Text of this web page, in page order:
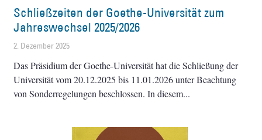
Schließzeiten der Goethe-Universität zum
Jahreswechsel 2025/2026
2. Dezember 2025
Das Präsidium der Goethe-Universität hat die Schließung der
Universität vom 20.12.2025 bis 11.01.2026 unter Beachtung
von Sonderregelungen beschlossen. In diesem